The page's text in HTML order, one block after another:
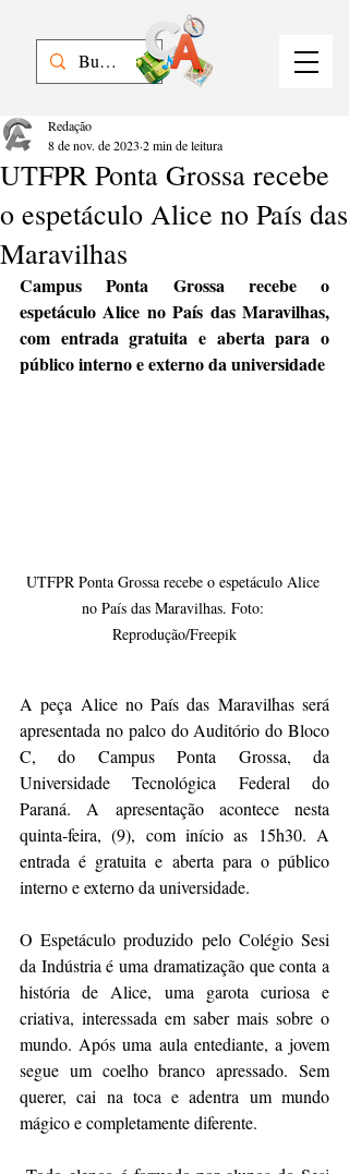
UTFPR Ponta Grossa recebe
o espetáculo Alice no País das
Maravilhas
Redação
8 de nov. de 2023 2 min de leitura
Campus Ponta Grossa recebe o
espetáculo Alice no País das Maravilhas,
com entrada gratuita e aberta para o
público interno e externo da universidade
UTFPR Ponta Grossa recebe o espetáculo Alice
no País das Maravilhas. Foto:
Reprodução/Freepik
A peça Alice no País das Maravilhas será
apresentada no palco do Auditório do Bloco
C, do Campus Ponta Grossa, da
Universidade Tecnológica Federal do
Paraná. A apresentação acontece nesta
quinta-feira, (9), com início as 15h30. A
entrada é gratuita e aberta para o público
interno e externo da universidade.
O Espetáculo produzido pelo Colégio Sesi
da Indústria é uma dramatização que conta a
história de Alice, uma garota curiosa e
criativa, interessada em saber mais sobre o
mundo. Após uma aula entediante, a jovem
segue um coelho branco apressado. Sem
querer, cai na toca e adentra um mundo
mágico e completamente diferente.